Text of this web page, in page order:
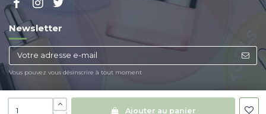
Ajouter au panier
Newsletter
Vous pouvez vous désinscrire à tout moment